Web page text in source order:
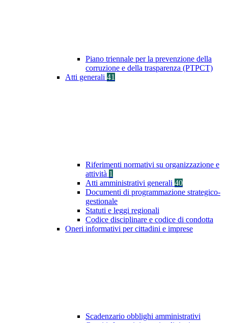
Piano triennale per la prevenzione della
corruzione e della trasparenza (PTPCT)
Atti generali 41
Riferimenti normativi su organizzazione e
attività 1
Atti amministrativi generali 40
Documenti di programmazione strategico-
gestionale
Statuti e leggi regionali
Codice disciplinare e codice di condotta
Oneri informativi per cittadini e imprese
Scadenzario obblighi amministrativi